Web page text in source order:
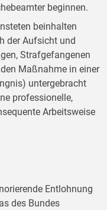
beginnen.
beinhalten
der Aufsicht und
Strafgefangenen
Maßnahme in einer
untergebracht
professionelle,
Arbeitsweise
Entlohnung
des Bundes